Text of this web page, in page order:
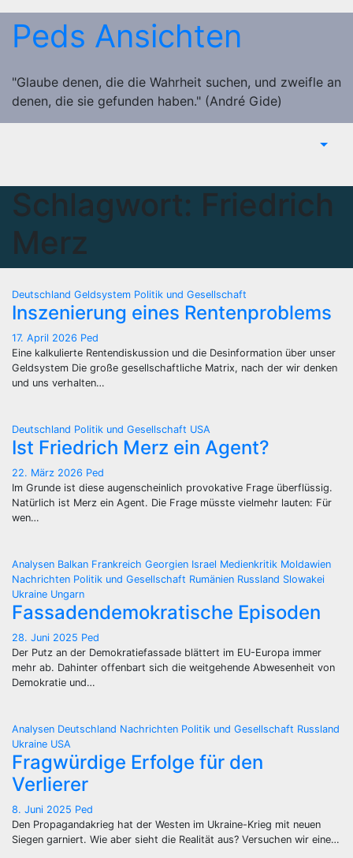
Zum
Inhalt
springen
Peds Ansichten
"Glaube denen, die die Wahrheit suchen, und zweifle an
denen, die sie gefunden haben." (André Gide)
Schlagwort: Friedrich
Merz
Deutschland Geldsystem Politik und Gesellschaft
Inszenierung eines Rentenproblems
17. April 2026 Ped
Eine kalkulierte Rentendiskussion und die Desinformation über unser
Geldsystem Die große gesellschaftliche Matrix, nach der wir denken
und uns verhalten…
Deutschland Politik und Gesellschaft USA
Ist Friedrich Merz ein Agent?
22. März 2026 Ped
Im Grunde ist diese augenscheinlich provokative Frage überflüssig.
Natürlich ist Merz ein Agent. Die Frage müsste vielmehr lauten: Für
wen…
Analysen Balkan Frankreich Georgien Israel Medienkritik Moldawien
Nachrichten Politik und Gesellschaft Rumänien Russland Slowakei
Ukraine Ungarn
Fassadendemokratische Episoden
28. Juni 2025 Ped
Der Putz an der Demokratiefassade blättert im EU-Europa immer
mehr ab. Dahinter offenbart sich die weitgehende Abwesenheit von
Demokratie und…
Analysen Deutschland Nachrichten Politik und Gesellschaft Russland
Ukraine USA
Fragwürdige Erfolge für den
Verlierer
8. Juni 2025 Ped
Den Propagandakrieg hat der Westen im Ukraine-Krieg mit neuen
Siegen garniert. Wie aber sieht die Realität aus? Versuchen wir eine…